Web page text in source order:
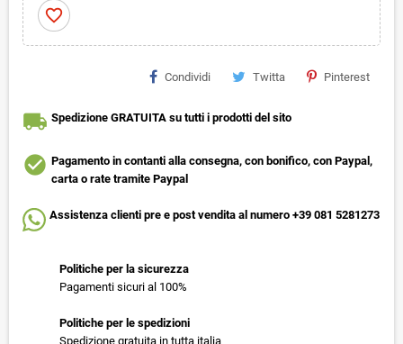
favorite_border
Condividi Twitta Pinterest
local_shipping Spedizione GRATUITA su tutti i prodotti del sito
check_circle Pagamento in contanti alla consegna, con bonifico, con Paypal,
carta o rate tramite Paypal
Assistenza clienti pre e post vendita al numero +39 081 5281273
Politiche per la sicurezza
Pagamenti sicuri al 100%
Politiche per le spedizioni
Spedizione gratuita in tutta italia